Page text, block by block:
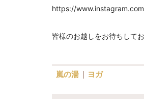
https://
皆様のお越しをお待ちして
嵐の湯 ヨガ